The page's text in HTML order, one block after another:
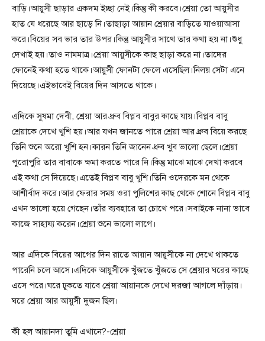
বাড়ি।আয়ুসী ছাড়ার একদম ইচ্ছা নেই।কিন্তু কী করবে।শ্রেয়া তো আয়ুসীর
হাত যে ধরেছে আর ছাড়ে নি।তাছাড়া আয়ান শ্রেয়ার বাড়িতে যাওয়াআসা
করে।বিয়ের সব ভার তার উপর।কিন্তু আয়ুসীর সাথে তার কথা হয় না।শুধু
দেখাই হয়।তাও নামমাত্র।শ্রেয়া আয়ুসীকে কাছ ছাড়া করে না।তাদের
ফোনেই কথা হতে থাকে।আয়ুসী ফোনটা ফেলে এসেছিল।নিলয় সেটা এনে
দিয়েছে।এইভাবেই বিয়ের দিন আসতে থাকে।
এদিকে সুষমা দেবী, শ্রেয়া আর ধ্রুব বিপ্লব বাবুর কাছে যায়।বিপ্লব বাবু
শ্রেয়াকে দেখে খুশি হয়।আর যখন জানতে পারে শ্রেয়া আর ধ্রুব বিয়ে করছে
তিনি শুনে অরো খুশি হন।কারন তিনি জানেন ধ্রুব খুব ভালো ছেলে।শ্রেয়া
পুরোপুরি তার বাবাকে ক্ষমা করতে পারে নি।কিন্তু মাঝে মাঝে দেখা করবে
এই কথা সে দিয়েছে।এতেই বিপ্লব বাবু খুশি।তিনি ওদেরকে মন থেকে
আশীর্বাদ করে।আর ফেরার সময় ওরা পুলিশের কাছ থেকে শোনে বিপ্লব বাবু
এখন ভালো হয়ে গেছেন।তাঁর ব্যবহারে তা চোখে পরে।সবাইকে নানা ভাবে
কাজে সাহায্য করেন।শ্রেয়া শুনে ভালো লাগে।
আর এদিকে বিয়ের আগের দিন রাতে আয়ান আয়ুসীকে না দেখে থাকতে
পারেনি চলে আসে।এদিকে আয়ুসীকে খুঁজতে খুঁজতে সে শ্রেয়ার ঘরের কাছে
এসে পরে।ঘরে ঢুকতে যাবে শ্রেয়া আয়ানকে দেখে দরজা আগলে দাঁড়ায়।
ঘরে শ্রেয়া আর আয়ুসী দুজন ছিল।
কী হল আয়ানদা তুমি এখানে?-শ্রেয়া